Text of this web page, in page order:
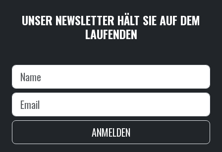
UNSER NEWSLETTER HÄLT SIE AUF DEM
LAUFENDEN
ANMELDEN